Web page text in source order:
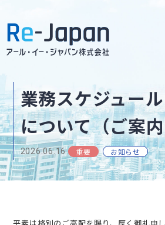
業務スケジュー
について（ご案
2026.06.16 重要 お知らせ